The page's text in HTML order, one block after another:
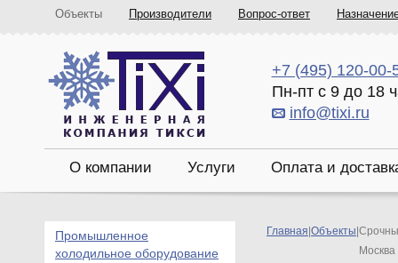
Объекты Производители Вопрос-ответ
+7 (495) 120-00-
Пн-пт с 9 до 18
info@tixi.ru
О компании Услуги Оплата и
Главная Объекты
Москва
Промышленное
холодильное оборудование